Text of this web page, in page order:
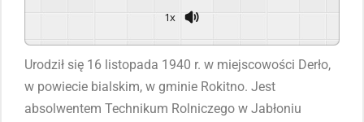
1x
Urodził się 16 listopada 1940 r. w miejscowości Derło,
w powiecie bialskim, w gminie Rokitno. Jest
absolwentem Technikum Rolniczego w Jabłoniu